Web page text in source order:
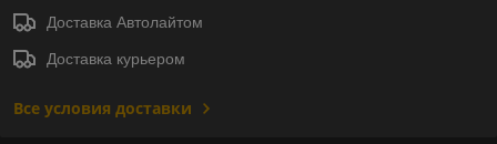
Доставка Автолайтом
Доставка курьером
Все условия доставки